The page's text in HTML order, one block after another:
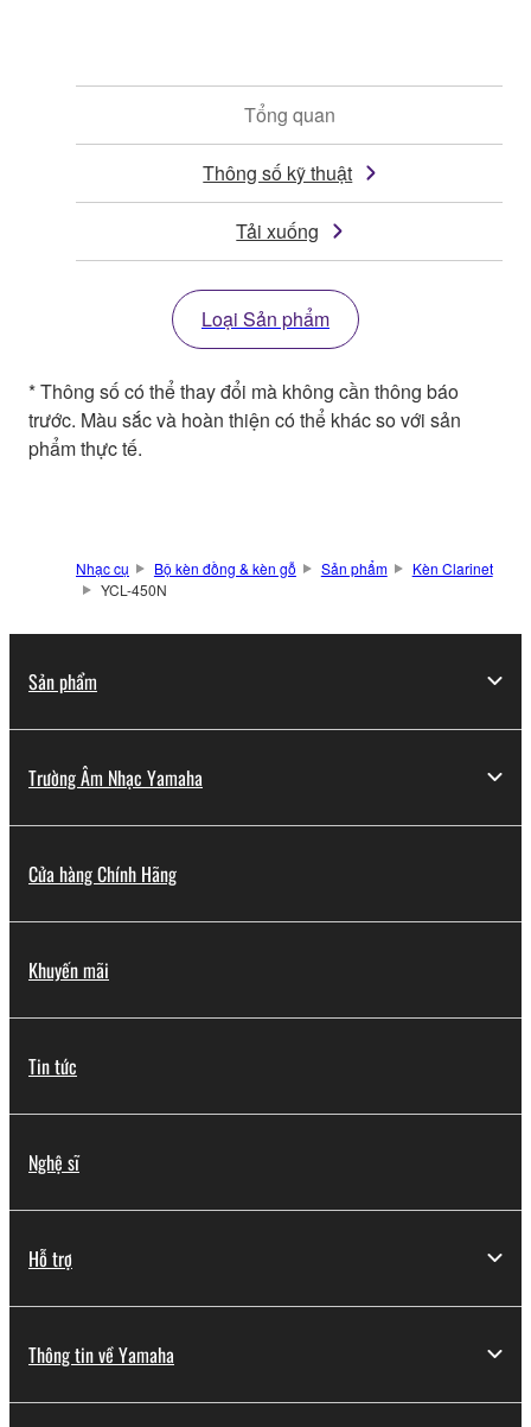
Tổng quan
Thông số kỹ thuật
Tải xuống
Loại Sản phẩm
* Thông số có thể thay đổi mà không cần thông báo
trước. Màu sắc và hoàn thiện có thể khác so với sản
phẩm thực tế.
Nhạc cụ Bộ kèn đồng & kèn gỗ Sản phẩm
Kèn Clarinet
YCL-450N
Sản phẩm
Trường Âm Nhạc Yamaha
Cửa hàng Chính Hãng
Khuyến mãi
Tin tức
Nghệ sĩ
Hỗ trợ
Thông tin về Yamaha